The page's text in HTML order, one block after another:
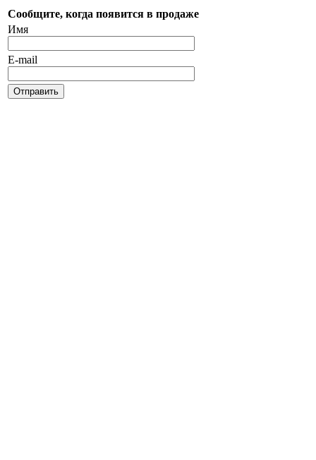
Сообщите, когда появится в продаже
Имя
E-mail